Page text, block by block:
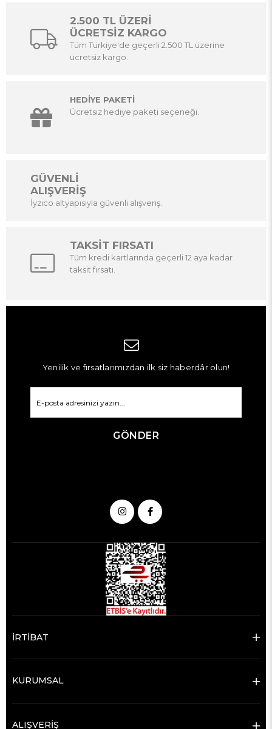
2.500 TL ÜZERİ
ÜCRETSİZ KARGO
Tüm Türkiye'de geçerli 2.500 TL üzerine
ücretsiz kargo.
HEDİYE PAKETİ
Ücretsiz hediye paketi seçeneği.
GÜVENLİ
ALIŞVERİŞ
İyzico altyapısıyla güvenli alışveriş.
TAKSİT FIRSATI
Tüm kredi kartlarında geçerli 12 aya kadar
taksit fırsatı.
Yenilik ve fırsatlarımızdan ilk siz haberdâr olun!
GÖNDER
İRTİBAT
KURUMSAL
ALIŞVERİŞ